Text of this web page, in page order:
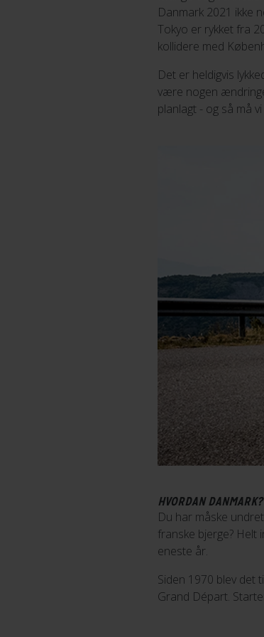
Danmark 2021 ikke
Tokyo er rykket fra
kollidere med
Det er heldigvis
være nogen
planlagt - og så må
HVORDAN DANMARK?
Du har måske
franske bjerge? Helt
eneste år.
Siden 1970 blev det
Grand Départ.